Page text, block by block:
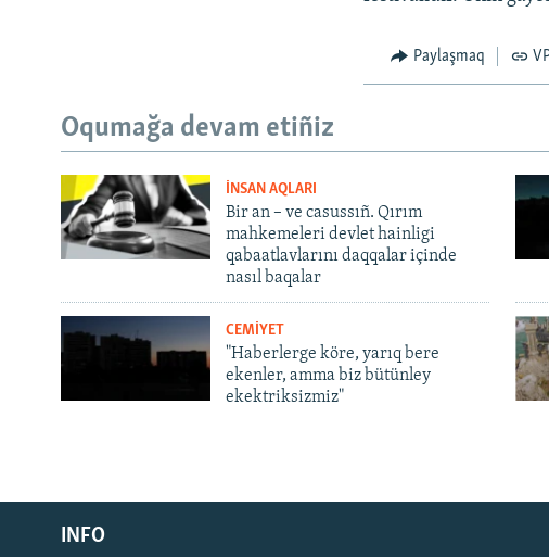
Русский
Українською
Paylaşmaq
Oqumağa devam etiñiz
İNSAN AQLARI
Bir an – ve casussıñ. Qırım
mahkemeleri devlet hainligi
qabaatlavlarını daqqalar içinde
nasıl baqalar
CEMİYET
"Haberlerge köre, yarıq bere
ekenler, amma biz bütünley
ekektriksizmiz"
INFO